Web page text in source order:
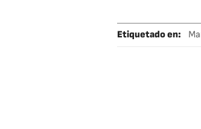
Etiquetado en: